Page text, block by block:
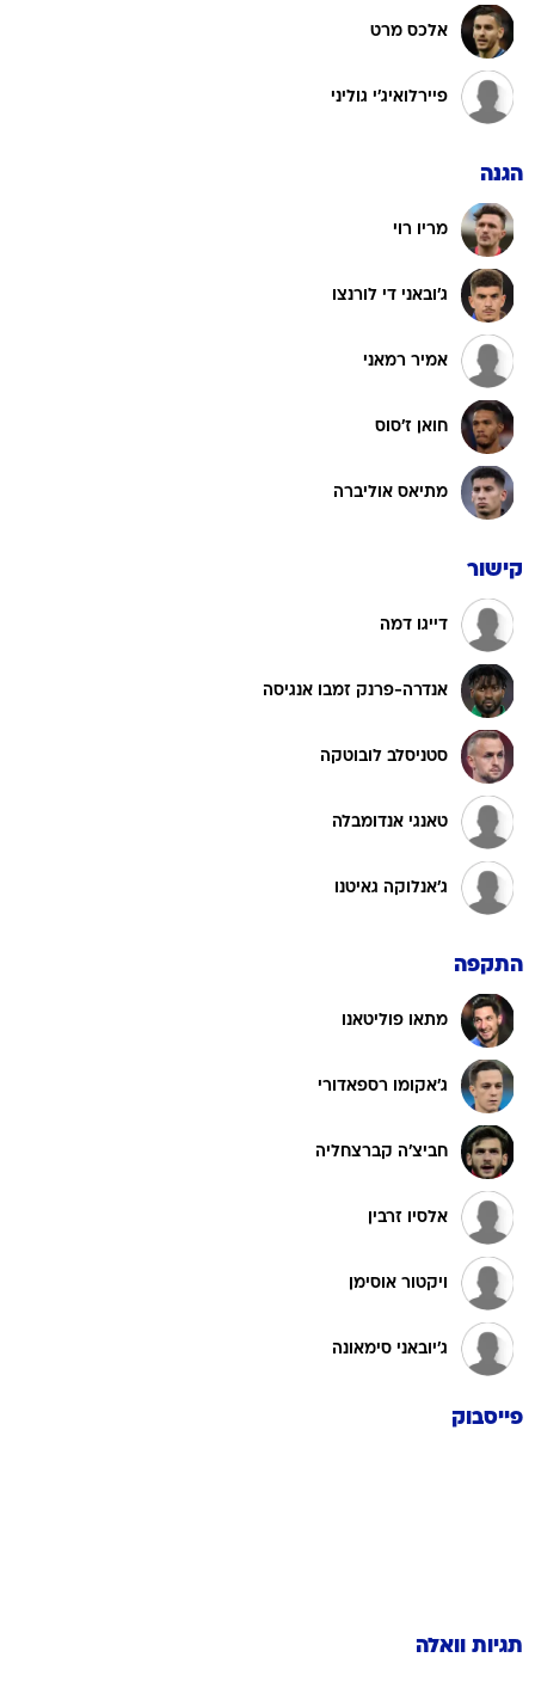
אלכס מרט
פיירלואיג'י גוליני
הגנה
מריו רוי
ג'ובאני די לורנצו
אמיר רמאני
חואן ז'סוס
מתיאס אוליברה
קישור
דייגו דמה
אנדרה-פרנק זמבו אנגיסה
סטניסלב לובוטקה
טאנגי אנדומבלה
ג'אנלוקה גאיטנו
התקפה
מתאו פוליטאנו
ג'אקומו רספאדורי
חביצ'ה קברצחליה
אלסיו זרבין
ויקטור אוסימן
ג'יובאני סימאונה
פייסבוק
תגיות וואלה